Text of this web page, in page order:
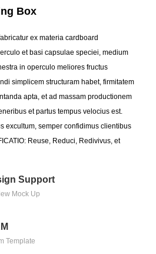
Box
ex materia cardboard
et basi capsulae speciei, medium
in operculo meliores fructus
simplicem structuram habet, firmitatem
apta, et ad massam productionem
et partus tempus velocius est.
excultum, semper confidimus clientibus
Reuse, Reduci, Redivivus, et
Support
Mock Up
Template